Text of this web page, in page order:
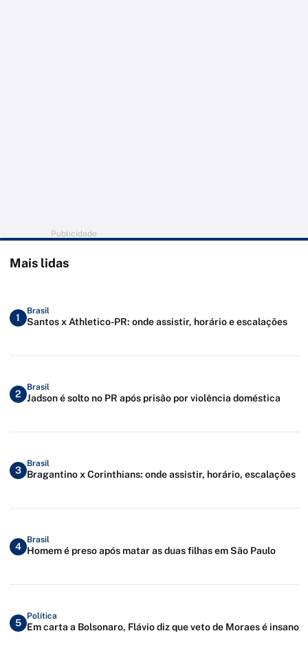
Publicidade
Mais lidas
1
Brasil
Santos x Athletico-PR: onde assistir, horário e escalações
2
Brasil
Jadson é solto no PR após prisão por violência doméstica
3
Brasil
Bragantino x Corinthians: onde assistir, horário, escalações
4
Brasil
Homem é preso após matar as duas filhas em São Paulo
5
Política
Em carta a Bolsonaro, Flávio diz que veto de Moraes é insano